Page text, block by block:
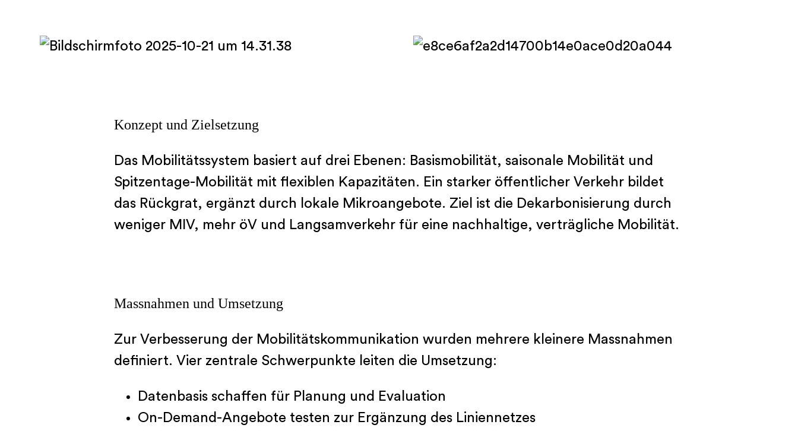
Newsletter
ausgewählten
Konzept und Zielsetzung
Das Mobilitätssystem basiert auf drei Ebenen: Basismobilität, saisonale Mobilität und
Spitzentage-Mobilität mit flexiblen Kapazitäten. Ein starker öffentlicher Verkehr bildet
das Rückgrat, ergänzt durch lokale Mikroangebote. Ziel ist die Dekarbonisierung durch
weniger MIV, mehr öV und Langsamverkehr für eine nachhaltige, verträgliche Mobilität.
Massnahmen und Umsetzung
Zur Verbesserung der Mobilitätskommunikation wurden mehrere kleinere Massnahmen
definiert. Vier zentrale Schwerpunkte leiten die Umsetzung:
Datenbasis schaffen für Planung und Evaluation
On-Demand-Angebote testen zur Ergänzung des Liniennetzes